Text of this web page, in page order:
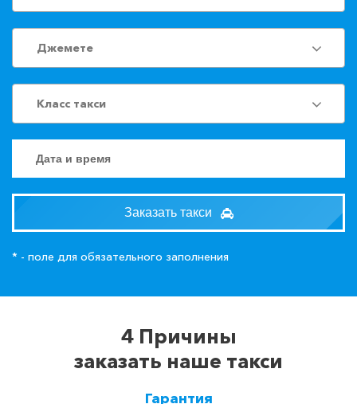
Джемете
Класс такси
Заказать такси
* - поле для обязательного заполнения
4 Причины
заказать наше такси
Гарантия